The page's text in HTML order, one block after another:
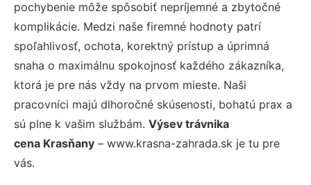
pochybenie môže spôsobiť nepríjemné a zbytočné
komplikácie. Medzi naše firemné hodnoty patrí
spoľahlivosť, ochota, korektný prístup a úprimná
snaha o maximálnu spokojnosť každého zákazníka,
ktorá je pre nás vždy na prvom mieste. Naši
pracovníci majú dlhoročné skúsenosti, bohatú prax a
sú plne k vašim službám. Výsev trávnika
cena Krasňany – www.krasna-zahrada.sk je tu pre
vás.